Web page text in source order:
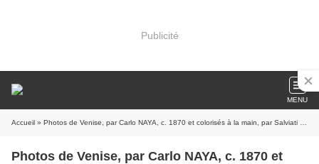
Publicité
MENU
Accueil » Photos de Venise, par Carlo NAYA, c. 1870 et colorisés à la main, par Salviati et Alinari, c. 1880
Photos de Venise, par Carlo NAYA, c. 1870 et